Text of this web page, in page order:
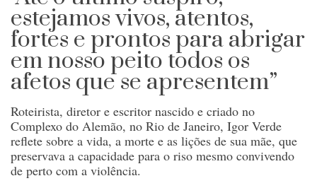
estejamos vivos, atentos,
fortes e prontos para abrigar
em nosso peito todos os
afetos que se apresentem”
Roteirista, diretor e escritor nascido e criado no
Complexo do Alemão, no Rio de Janeiro, Igor Verde
reflete sobre a vida, a morte e as lições de sua mãe, que
preservava a capacidade para o riso mesmo convivendo
de perto com a violência.